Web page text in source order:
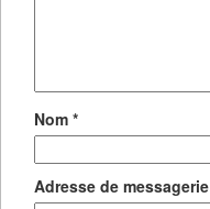
Nom *
Adresse de messagerie